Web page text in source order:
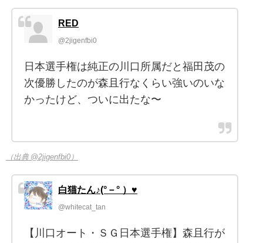
RED
@2jigenfbi0
日本選手権は純正の川口所属だと福田茂の
次優勝したのが森且行なくらい強いのいな
かったけど、ついに出たな〜
（出典 @2jigenfbi0）
白猫たん♪(°－° ）♥️
@whitecat_tan
【川口オート・ＳＧ日本選手権】森且行が